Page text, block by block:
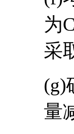
为
采
(g)
量